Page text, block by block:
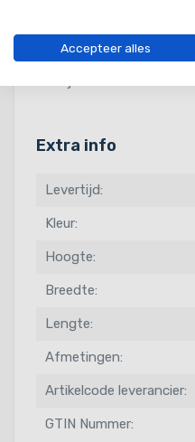
Bekijk alle producten
bladsteunenof ontdek
Extra info
Levertijd:
Kleur:
Hoogte:
Breedte:
Lengte:
Afmetingen:
Artikelcode leverancier:
GTIN Nummer:
Accepteer alles